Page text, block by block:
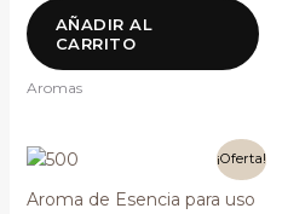
AÑADIR AL
CARRITO
Aromas
¡Oferta!
Aroma de Esencia para uso
originalactual